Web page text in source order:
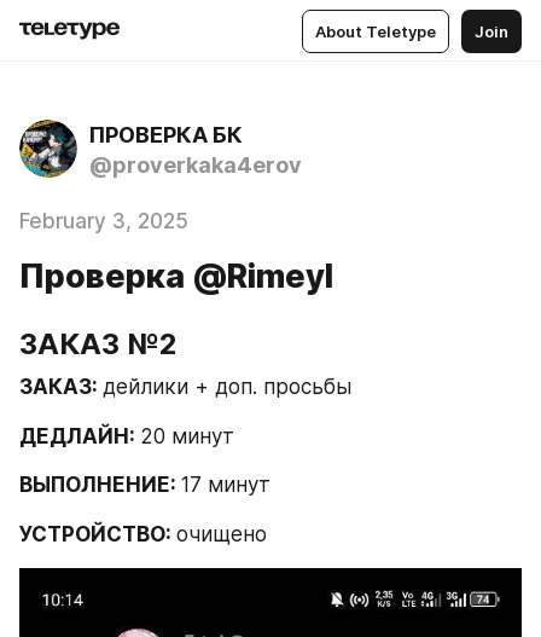
About Teletype Join
ПРОВЕРКА БК
@proverkaka4erov
February 3, 2025
Проверка @RimeyI
ЗАКАЗ №2
ЗАКАЗ: дейлики + доп. просьбы
ДЕДЛАЙН: 20 минут
ВЫПОЛНЕНИЕ: 17 минут
УСТРОЙСТВО: очищено